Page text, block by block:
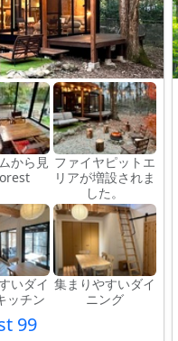
から見 ファイヤピットエ
リアが増設されま
した。
いダイ
ッチン
集まりやすいダイ
ニング
99